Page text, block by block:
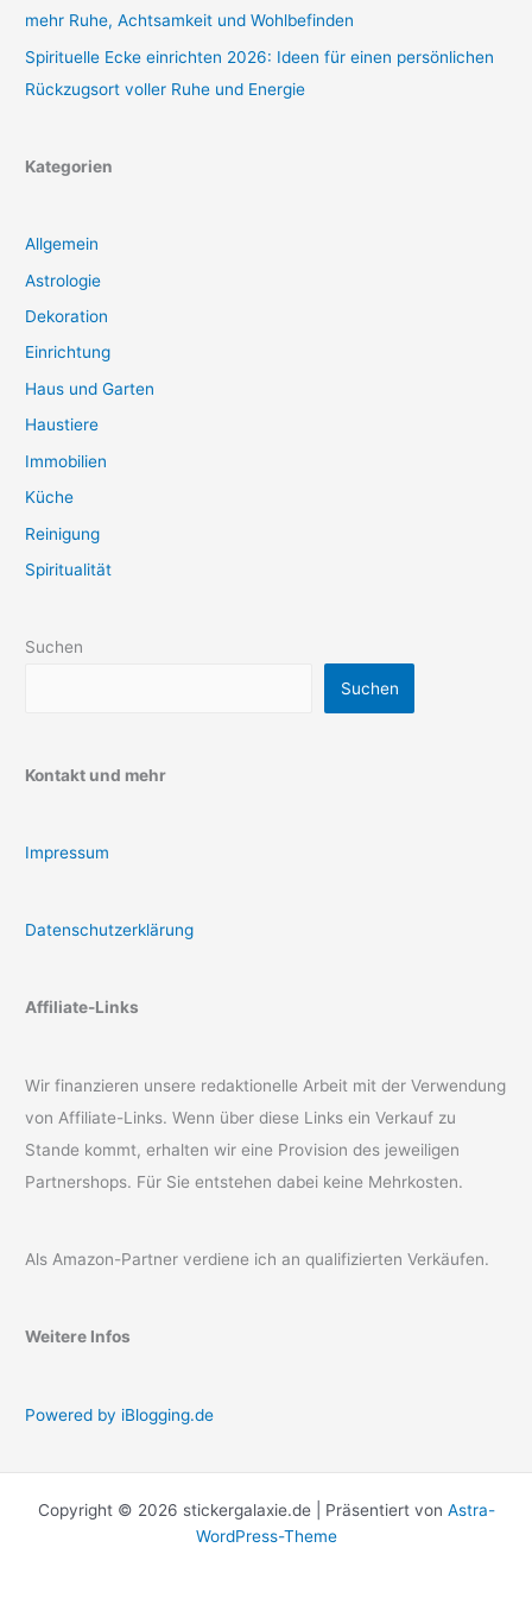
mehr Ruhe, Achtsamkeit und Wohlbefinden
Spirituelle Ecke einrichten 2026: Ideen für einen persönlichen
Rückzugsort voller Ruhe und Energie
Kategorien
Allgemein
Astrologie
Dekoration
Einrichtung
Haus und Garten
Haustiere
Immobilien
Küche
Reinigung
Spiritualität
Suchen
Suchen
Kontakt und mehr
Impressum
Datenschutzerklärung
Affiliate-Links
Wir finanzieren unsere redaktionelle Arbeit mit der Verwendung
von Affiliate-Links. Wenn über diese Links ein Verkauf zu
Stande kommt, erhalten wir eine Provision des jeweiligen
Partnershops. Für Sie entstehen dabei keine Mehrkosten.
Als Amazon-Partner verdiene ich an qualifizierten Verkäufen.
Weitere Infos
Powered by iBlogging.de
Copyright © 2026 stickergalaxie.de | Präsentiert von Astra-
WordPress-Theme